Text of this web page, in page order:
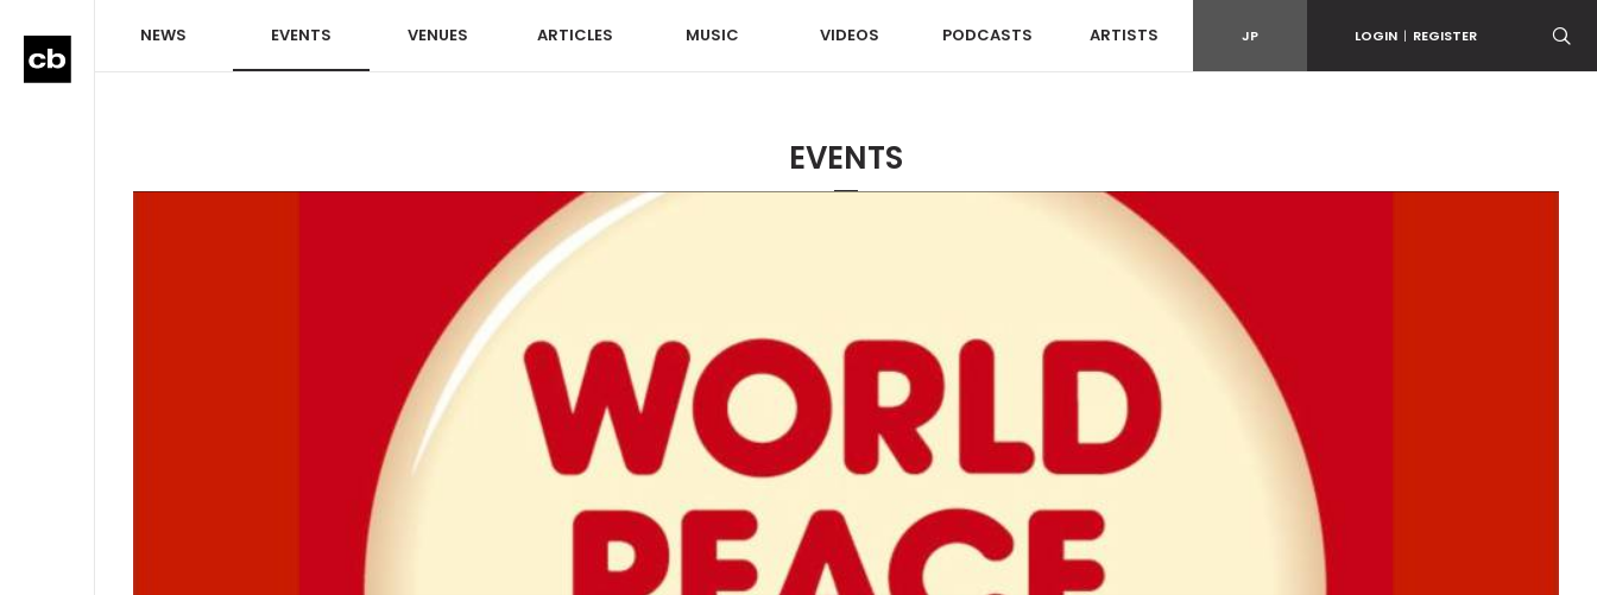
NEWS EVENTS VENUES ARTICLES MUSIC VIDEOS PODCASTS ARTISTS JP LOGIN | REGISTER
EVENTS